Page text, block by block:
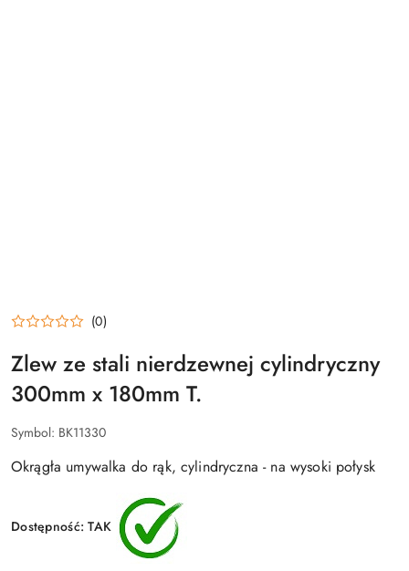
(0)
Zlew ze stali nierdzewnej cylindryczny
300mm x 180mm T.
Symbol: BK11330
Okrągła umywalka do rąk, cylindryczna - na wysoki połysk
Dostępność:TAK